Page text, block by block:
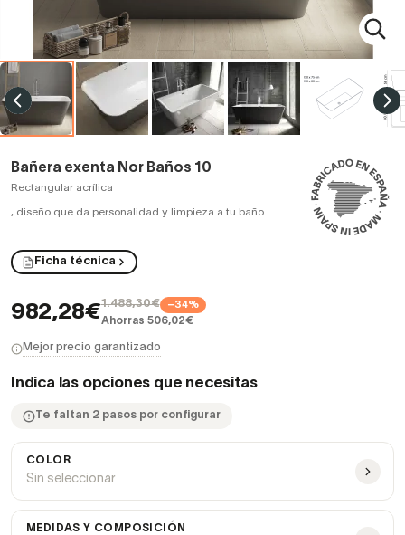
Bañera exenta Nor Baños 10
Rectangular acrílica
, diseño que da personalidad y limpieza a tu baño
Ficha técnica
982,28€1.488,30€ −34%
Ahorras 506,02€
Mejor precio garantizado
Indica las opciones que necesitas
Te faltan 2 pasos por configurar
COLOR
Sin seleccionar
MEDIDAS Y COMPOSICIÓN